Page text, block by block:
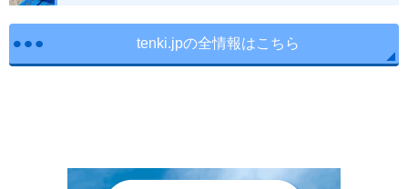
tenki.jpの全情報はこちら